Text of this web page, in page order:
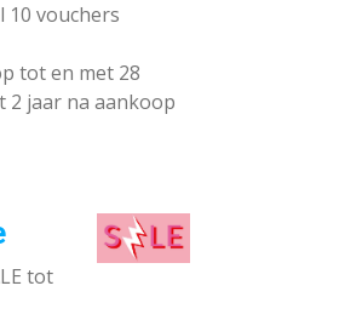
10 vouchers
tot en met 28
2 jaar na aankoop
tot